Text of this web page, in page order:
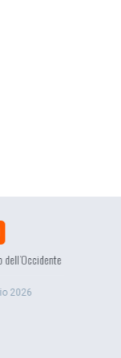
EuropCOM: digital kit per